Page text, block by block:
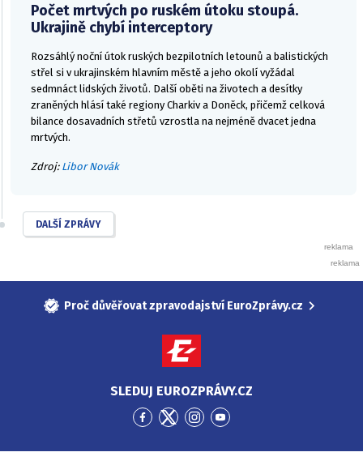
Počet mrtvých po ruském útoku stoupá.
Ukrajině chybí interceptory
Rozsáhlý noční útok ruských bezpilotních letounů a balistických
střel si v ukrajinském hlavním městě a jeho okolí vyžádal
sedmnáct lidských životů. Další oběti na životech a desítky
zraněných hlásí také regiony Charkiv a Doněck, přičemž celková
bilance dosavadních střetů vzrostla na nejméně dvacet jedna
mrtvých.
Zdroj: Libor Novák
DALŠÍ ZPRÁVY
Proč důvěřovat zpravodajství EuroZprávy.cz
SLEDUJ EUROZPRÁVY.CZ
Přejít
Facebook
Přejít
Twitter
Přejít
Instagram
Přejít
YouTube